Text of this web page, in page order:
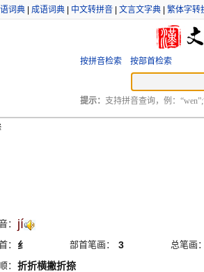
词典 成语词典 中文转拼音 文言文字典 繁体字转
按拼音检索 按部首检索
提示： 支持拼音查询，例：
： jí
： 纟 部首笔画： 3
总笔画
： 折折横撇折捺